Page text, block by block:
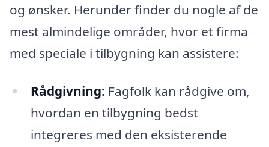
og ønsker. Herunder finder du nogle af de
mest almindelige områder, hvor et firma
med speciale i tilbygning kan assistere:
Rådgivning: Fagfolk kan rådgive om,
hvordan en tilbygning bedst
integreres med den eksisterende